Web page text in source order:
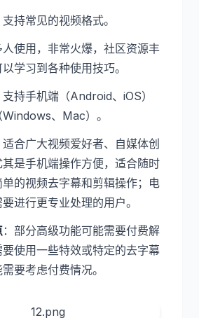
支持常见的视频格式。
人使用，非常火爆，社区资源丰
学习到各种使用技巧。
支持手机端（Android、iOS）
、Mac）。
适合广大视频爱好者、自媒体创
是手机端操作方便，适合随时
单的视频去字幕和剪辑操作；电
进行更专业处理的用户。
：部分高级功能可能需要付费解
使用一些特效或特定的去字幕
要考虑付费情况。